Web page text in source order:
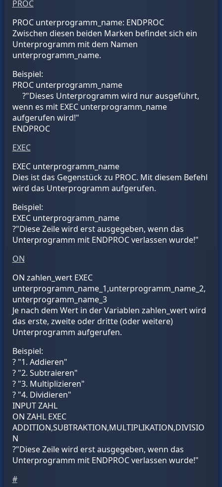
PROC
PROC unterprogramm_name: ENDPROC
Zwischen diesen beiden Marken befindet sich ein
Unterprogramm mit dem Namen
unterprogramm_name.
Beispiel:
PROC unterprogramm_name
?"Dieses Unterprogramm wird nur ausgeführt,
wenn es mit EXEC unterprogramm_name
aufgerufen wird!"
ENDPROC
EXEC
EXEC unterprogramm_name
Dies ist das Gegenstück zu PROC. Mit diesem Befehl
wird das Unterprogramm aufgerufen.
Beispiel:
EXEC unterprogramm_name
?"Diese Zeile wird erst ausgegeben, wenn das
Unterprogramm mit ENDPROC verlassen wurde!"
ON
ON zahlen_wertEXEC
unterprogramm_name_1,unterprogramm_name_2,
unterprogramm_name_3
Je nach dem Wert in der Variablen zahlen_wertwird
das erste, zweite oder dritte (oder weitere)
Unterprogramm aufgerufen.
Beispiel:
? "1. Addieren"
? "2. Subtraieren"
? "3. Multiplizieren"
? "4. Dividieren"
INPUT ZAHL
ON ZAHL EXEC
ADDITION,SUBTRAKTION,MULTIPLIKATION,DIVISIO
N
?"Diese Zeile wird erst ausgegeben, wenn das
Unterprogramm mit ENDPROC verlassen wurde!"
#